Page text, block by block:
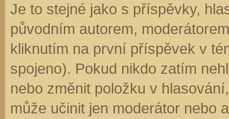
Je to stejné jako s příspěvky,
původním autorem,
kliknutím na první příspěvek v
spojeno). Pokud nikdo zatím
nebo změnit položku v
může učinit jen moderátor nebo